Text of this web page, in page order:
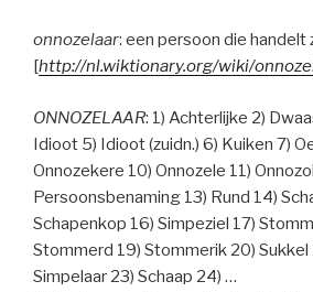
onnozelaar: een persoon die handelt
[http://nl.wiktionary.org/wiki/
ONNOZELAAR: 1) Achterlijke 2)
Idioot 5) Idioot (zuidn.) 6) Kuiken 7)
Onnozekere 10) Onnozele 11)
Persoonsbenaming 13) Rund 14)
Schapenkop 16) Simpeziel 17)
Stommerd 19) Stommerik 20) Sukkel
Simpelaar 23) Schaap 24) …